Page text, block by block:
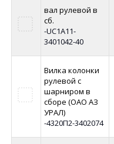
вал рулевой в
сб.
-UC1A11-
3401042-40
Вилка колонки
рулевой с
шарниром в
сборе (ОАО АЗ
УРАЛ)
-4320П2-3402074